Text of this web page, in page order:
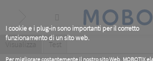
I cookie e i plug-in sono importanti per il corretto
funzionamento di un sito web.
Per migliorare costantemente il nostro sito Web, MOBOTIX
content
Primary
tabs
Visualizza (active
Test